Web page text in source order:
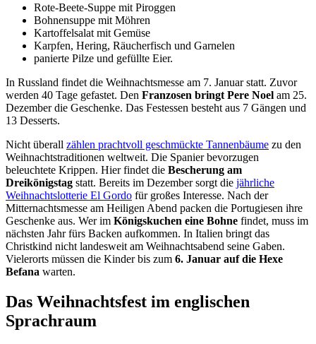
Rote-Beete-Suppe mit Piroggen
Bohnensuppe mit Möhren
Kartoffelsalat mit Gemüse
Karpfen, Hering, Räucherfisch und Garnelen
panierte Pilze und gefüllte Eier.
In Russland findet die Weihnachtsmesse am 7. Januar statt. Zuvor
werden 40 Tage gefastet. Den Franzosen bringt Pere Noel am 25.
Dezember die Geschenke. Das Festessen besteht aus 7 Gängen und
13 Desserts.
Nicht überall zählen prachtvoll geschmückte Tannenbäume zu den
Weihnachtstraditionen weltweit. Die Spanier bevorzugen
beleuchtete Krippen. Hier findet die Bescherung am
Dreikönigstag statt. Bereits im Dezember sorgt die jährliche
Weihnachtslotterie El Gordo für großes Interesse. Nach der
Mitternachtsmesse am Heiligen Abend packen die Portugiesen ihre
Geschenke aus. Wer im Königskuchen eine Bohne findet, muss im
nächsten Jahr fürs Backen aufkommen. In Italien bringt das
Christkind nicht landesweit am Weihnachtsabend seine Gaben.
Vielerorts müssen die Kinder bis zum 6. Januar auf die Hexe
Befana warten.
Das Weihnachtsfest im englischen
Sprachraum